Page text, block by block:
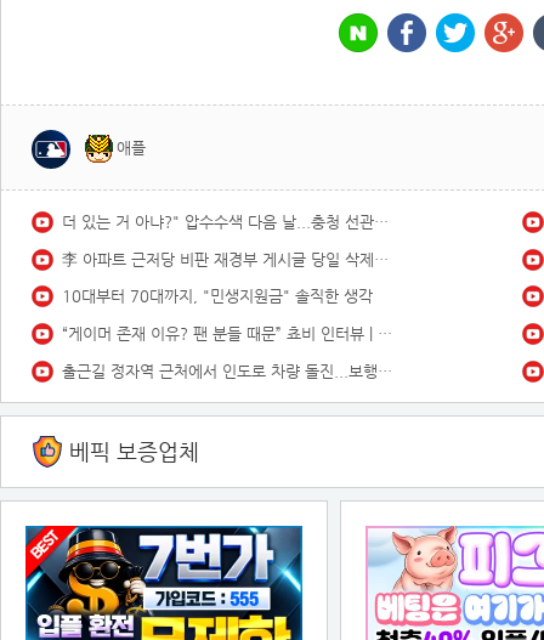
애플
더 있는 거 아냐?" 압수수색 다음 날...충청 선관위서도 '숫자 맞추기' 포착
李 아파트 근저당 비판 재경부 게시글 당일 삭제…"대출 막더니 내로남불"
10대부터 70대까지, "민생지원금" 솔직한 생각
“게이머 존재 이유? 팬 분들 때문” 쵸비 인터뷰 | GEN vs KRX(04.30)
출근길 정자역 근처에서 인도로 차량 돌진...보행자 숨져 / YTN
베픽 보증업체